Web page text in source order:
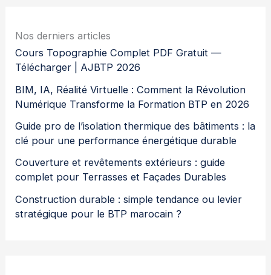
Nos derniers articles
Cours Topographie Complet PDF Gratuit —
Télécharger | AJBTP 2026
BIM, IA, Réalité Virtuelle : Comment la Révolution
Numérique Transforme la Formation BTP en 2026
Guide pro de l’isolation thermique des bâtiments : la
clé pour une performance énergétique durable
Couverture et revêtements extérieurs : guide
complet pour Terrasses et Façades Durables
Construction durable : simple tendance ou levier
stratégique pour le BTP marocain ?